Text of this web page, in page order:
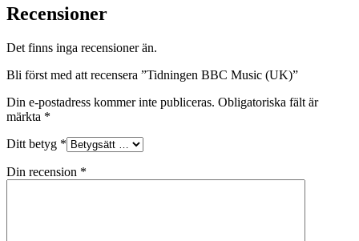
Recensioner
Det finns inga recensioner än.
Bli först med att recensera ”Tidningen BBC Music (UK)”
Din e-postadress kommer inte publiceras. Obligatoriska fält är
märkta *
Ditt betyg *
Din recension *